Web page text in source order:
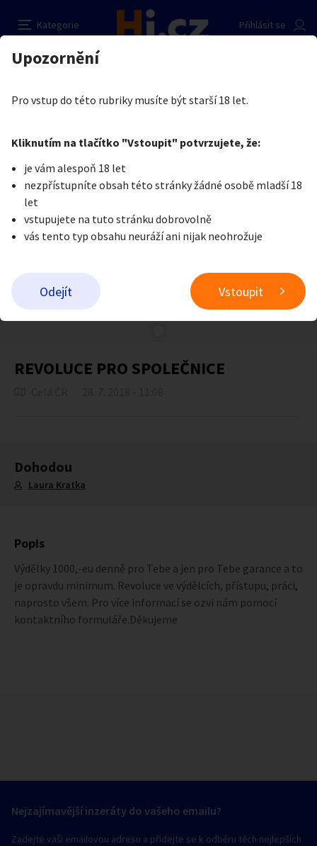
Kategorie
Přihlásit se
Auto-moto
Reality a bydlení Seznamka
Zvířata
Stroje a nářadí PC a elektro Sport a hobby
Sběratelství
Přidat inzerát
Erotika Práce v erotice
Je nám líto, ale tenhle inzerát již není aktuální.
REVOLUCE PRO SPOLEČNICE
Dohodou
Laura Kratka
Popis
Výdělky 1000,-eu denně pro Tebe a jen pro Tebe garance a to
je opravdu minimum. Revoluce ve výdělcích, přístupu, práci,
naprosto všem. Pro více informací se ozvi nám pomocí
kontaktního formuláře.Děkujeme
REVOLUCE PRO SPOLEČNICE
Prodávající
Pošlete uživateli zprávu
Nahlásit inzerát
Nejzajímavější inzeráty do vašeho emailu?
Zadejte vaši emailovou adresu a přidejte se k odběru těch nejlepších
Upozornění
Pro vstup do této rubriky musíte být starší 18 let.
Kliknutím na tlačítko "Vstoupit" potvrzujete, že:
je vám alespoň 18 let
nezpřístupníte obsah této stránky žádné osobě mladší 18
let
vstupujete na tuto stránku dobrovolně
vás tento typ obsahu neuráží ani nijak neohrožuje
Odejít Vstoupit